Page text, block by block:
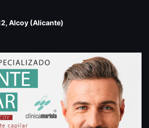
Alcoy (Alicante)